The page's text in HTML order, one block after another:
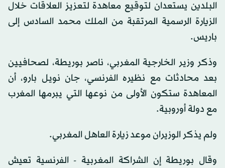
البلدين يستعدان لتوقيع معاهدة لتعزيز العلاقات خلال
الزيارة الرسمية المرتقبة من الملك محمد السادس إلى
باريس.
وذكر وزير الخارجية المغربي، ناصر بوريطة، لصحافيين
بعد محادثات مع نظيره الفرنسي، جان نويل بارو، أن
‌المعاهدة ستكون ‌الأولى من نوعها التي يبرمها ​المغرب
‌مع ⁠دولة ​أوروبية.
ولم يذكر ⁠الوزيران موعد زيارة العاهل المغربي.
وقال بوريطة إن الشراكة المغربية - الفرنسية تعيش